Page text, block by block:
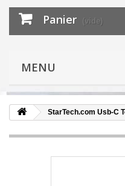
Panier (vide)
MENU
StarTech.com Usb-C